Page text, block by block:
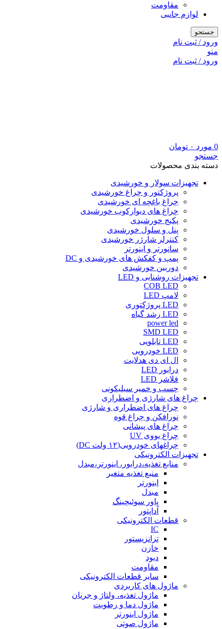
مقاومت
لوازم جانبی
جستجو
ورود / ثبت نام
منو
ورود / ثبت نام
0 مورد ۰ تومان
جستجو
دسته بندی محصولات
تجهیزات سولار و خورشیدی
پروژکتور و چراغ خورشیدی
چراغ باغچه ای خورشیدی
چراغ های دیوارکوب خورشیدی
پکیج خورشیدی
پنل و سلول خورشیدی
کنترلر شارژر خورشیدی
سانورتر و اینورتر
پمپ و کفکش های خورشیدی و DC
دوربین خورشیدی
تجهیزات روشنایی و LED
COB LED
لامپ LED
LED پروژکتوری
LED رشد گیاه
power led
SMD LED
LED تابلویی
LED خودرویی
ال ای دی هدلایت
درایور LED
فلاشر LED
چسب و خمیر سیلیکونی
چراغ های شارژی و اضطراری
چراغ های اضطراری و شارژی
نورافکن و چراغ قوه
چراغ های پیشانی
چراغ یووی UV
چراغهای خودرویی(۱۲ ولت DC)
تجهیزات الکترونیکی
منابع تغذیه،درایور، اینورتر،مبدل
منبع تغذیه متغیر
اینورتر
مبدل
پاور سوئیچینگ
آداپتور
قطعات الکترونیکی
IC
ترانزیستور
خازن
دیود
مقاومت
سایر قطعات الکترونیکی
ماژول های کاربردی
ماژول تغذیه، ولتاژ و جریان
ماژول دما و رطوبت
ماژول اینورتر
ماژول صوتی